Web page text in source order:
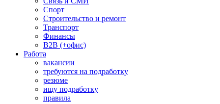
Спорт
Строительство и ремонт
Транспорт
Финансы
B2B (+офис)
Работа
вакансии
требуются на подработку
резюме
ищу подработку
правила